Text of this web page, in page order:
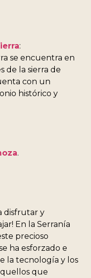
:
se encuentra en
de la sierra de
con un
histórico y
.
disfrutar y
En la Serranía
precioso
ha esforzado e
la tecnología y los
que